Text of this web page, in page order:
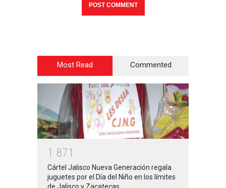
Most Read Commented
1 871
Cártel Jalisco Nueva Generación regala
juguetes por el Día del Niño en los límites